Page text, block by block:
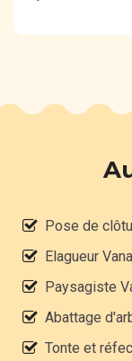
Pose de
Elagueur
Paysagiste
Abattage
Tonte et